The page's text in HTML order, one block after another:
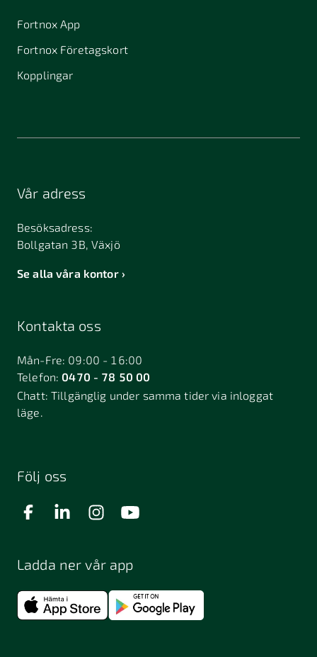
Fortnox App
Fortnox Företagskort
Kopplingar
Vår adress
Besöksadress:
Bollgatan 3B, Växjö
Se alla våra kontor
Kontakta oss
Mån-Fre: 09:00 - 16:00
Telefon:0470 - 78 50 00
Chatt:Tillgänglig under samma tider via inloggat
läge.
Följ oss
Ladda ner vår app